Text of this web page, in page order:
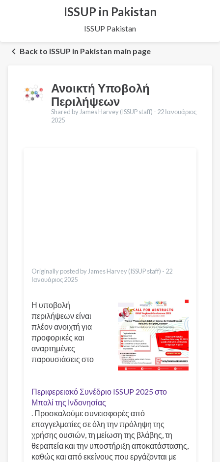
ISSUP in Pakistan
ISSUP Pakistan
Back to ISSUP in Pakistan main page
Ανοικτή Υποβολή
Περιλήψεων
Shared by James Harvey (ISSUP staff) - 22 Ιανουάριος
2025
Originally posted by James Harvey (ISSUP staff) - 22
Ιανουάριος 2025
Η υποβολή
περιλήψεων είναι
πλέον ανοιχτή για
προφορικές και
αναρτημένες
παρουσιάσεις στο
Περιφερειακό Συνέδριο ISSUP 2025 στο
Μπαλί της Ινδονησίας
. Προσκαλούμε συνεισφορές από
επαγγελματίες σε όλη την πρόληψη της
χρήσης ουσιών, τη μείωση της βλάβης, τη
θεραπεία και την υποστήριξη αποκατάστασης,
καθώς και από εκείνους που εργάζονται με